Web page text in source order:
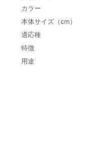
カラー
本体サイズ（cm）
適応種
特徴
用途